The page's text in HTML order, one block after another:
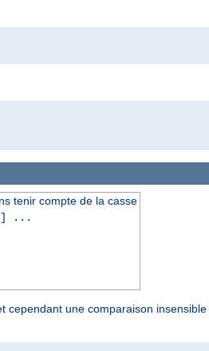
tenir compte de la casse
...
cependant une comparaison